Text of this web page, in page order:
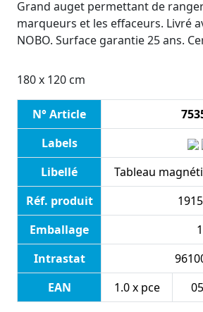
Grand auget permettant de
marqueurs et les effaceurs. Livré
NOBO. Surface garantie 25 ans.
180 x 120 cm
N° Article
Labels
Libellé
Tableau
Réf. produit
Emballage
1
Intrastat
EAN
1.0 x pce